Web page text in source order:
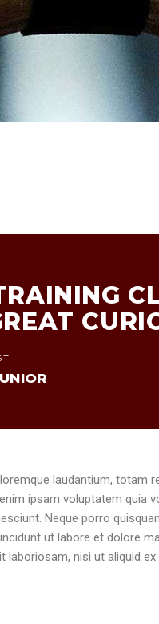
laudantium, totam
ipsam voluptatem quia
Neque porro
ut labore et dolore
nisi ut aliquid